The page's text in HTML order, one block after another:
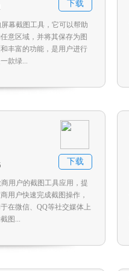
下载
幕截图工具，它可以帮助
意区域，并将其保存为图
丰富的功能，是用户进行
款绿...
下载
用户的截图工具应用，提
用户快速完成截图操作，
在微信、QQ等社交媒体上
图...